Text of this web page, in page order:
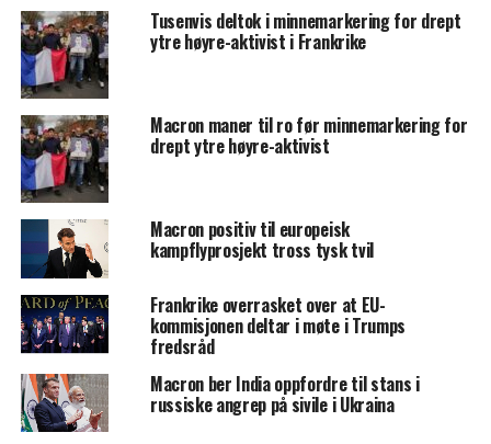
Tusenvis deltok i minnemarkering for drept
ytre høyre-aktivist i Frankrike
Macron maner til ro før minnemarkering for
drept ytre høyre-aktivist
Macron positiv til europeisk
kampflyprosjekt tross tysk tvil
Frankrike overrasket over at EU-
kommisjonen deltar i møte i Trumps
fredsråd
Macron ber India oppfordre til stans i
russiske angrep på sivile i Ukraina